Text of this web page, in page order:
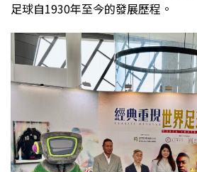
足球自1930年至今的發展歷程。